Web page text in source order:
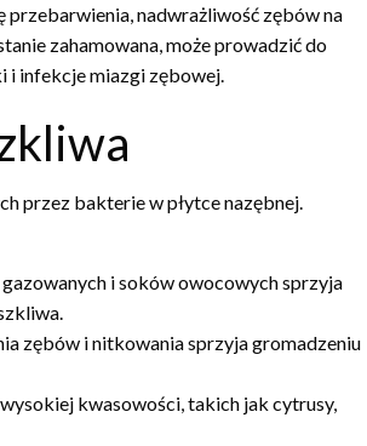
przebarwienia, nadwrażliwość zębów na
zahamowana, może prowadzić do
i infekcje miazgi zębowej.
przez bakterie w płytce nazębnej.
i soków owocowych sprzyja
zębów i nitkowania sprzyja gromadzeniu
kwasowości, takich jak cytrusy,